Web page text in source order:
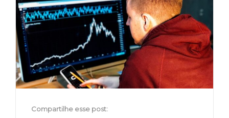
Image
Compartilhe esse post: